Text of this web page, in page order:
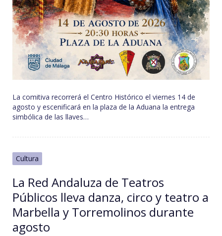
La comitiva recorrerá el Centro Histórico el viernes 14 de
agosto y escenificará en la plaza de la Aduana la entrega
simbólica de las llaves…
Cultura
La Red Andaluza de Teatros
Públicos lleva danza, circo y teatro a
Marbella y Torremolinos durante
agosto